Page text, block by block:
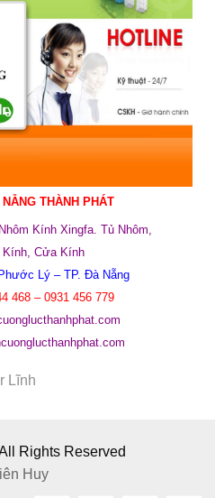
THÀNH PHÁT
Kính Xingfa. Tủ Nhôm,
Kính, Cửa Kính
Lý – TP. Đà Nẵng
468 – 0931 456 779
Lĩnh
Rights Reserved
Huy